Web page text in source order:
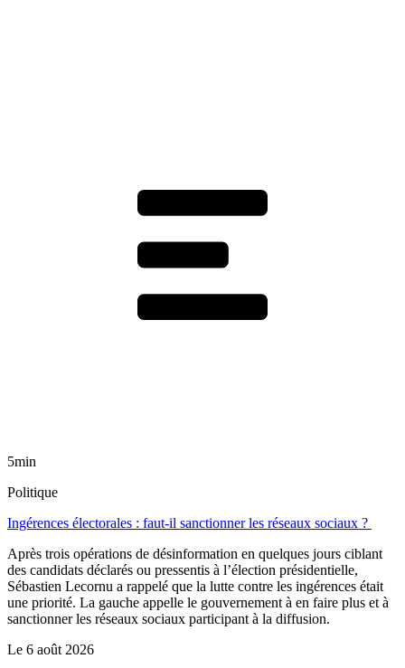
5min
Politique
Ingérences électorales : faut-il sanctionner les réseaux sociaux ?
Après trois opérations de désinformation en quelques jours ciblant
des candidats déclarés ou pressentis à l’élection présidentielle,
Sébastien Lecornu a rappelé que la lutte contre les ingérences était
une priorité. La gauche appelle le gouvernement à en faire plus et à
sanctionner les réseaux sociaux participant à la diffusion.
Le 6 août 2026